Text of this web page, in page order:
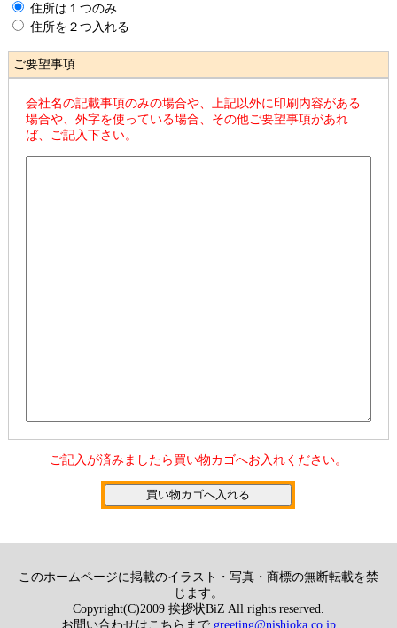
住所は１つのみ
住所を２つ入れる
ご要望事項
会社名の記載事項のみの場合や、上記以外に印刷内容がある
場合や、外字を使っている場合、その他ご要望事項があれ
ば、ご記入下さい。
ご記入が済みましたら買い物カゴへお入れください。
このホームページに掲載のイラスト・写真・商標の無断転載を禁
じます。
Copyright(C)2009 挨拶状BiZ All rights reserved.
お問い合わせはこちらまで greeting@nishioka.co.jp